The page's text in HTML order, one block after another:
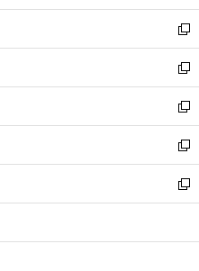
開
く
ウ
で
開
く
ン
ド
ウ
で
開
く
ウ
ィ
ン
ド
ウ
で
開
く
新
し
い
ウ
ィ
ン
ド
ウ
で
開
新
し
い
ウ
ィ
ン
ド
ウ
開
新
し
い
ウ
ィ
ン
ウ
新
し
い
ウ
ン
新
し
ウ